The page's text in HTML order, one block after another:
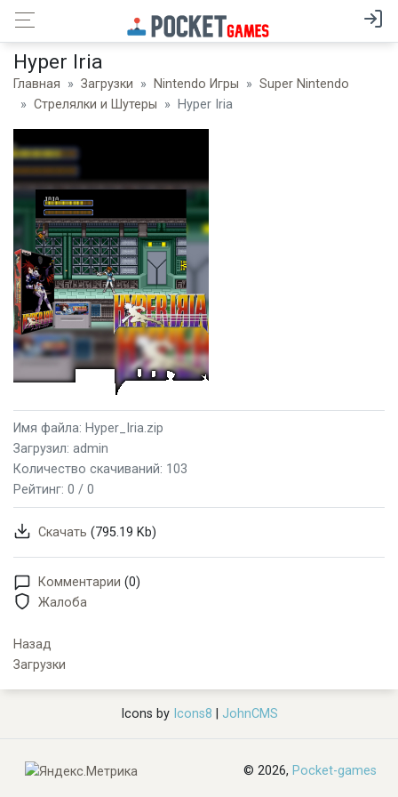
Hyper Iria
Главная Загрузки Nintendo Игры
Super Nintendo
Стрелялки и Шутеры
Hyper Iria
Имя файла: Hyper_Iria.zip
Загрузил: admin
Количество скачиваний: 103
Рейтинг: 0 / 0
Скачать (795.19 Kb)
Комментарии (0)
Жалоба
Назад
Загрузки
Icons byIcons8 JohnCMS
© 2026, Pocket-games